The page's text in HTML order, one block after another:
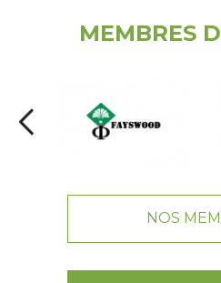
MEMBRES
NOS